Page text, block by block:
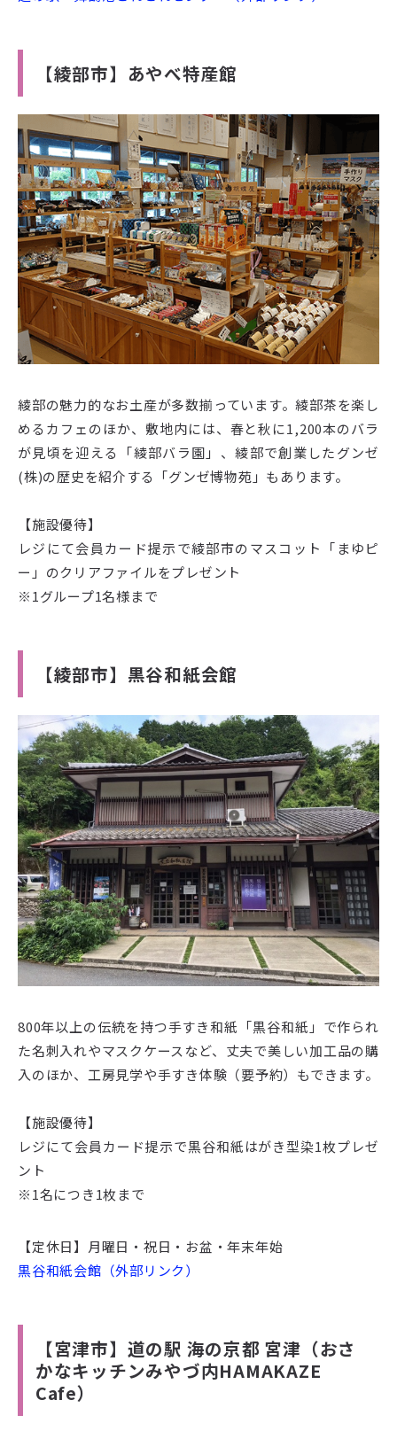
【綾部市】あやべ特産館
綾部の魅力的なお土産が多数揃っています。綾部茶を楽し
めるカフェのほか、敷地内には、春と秋に1,200本のバラ
が見頃を迎える「綾部バラ園」、綾部で創業したグンゼ
(株)の歴史を紹介する「グンゼ博物苑」もあります。
【施設優待】
レジにて会員カード提示で綾部市のマスコット「まゆピ
ー」のクリアファイルをプレゼント
※1グループ1名様まで
【綾部市】黒谷和紙会館
800年以上の伝統を持つ手すき和紙「黒谷和紙」で作られ
た名刺入れやマスクケースなど、丈夫で美しい加工品の購
入のほか、工房見学や手すき体験（要予約）もできます。
【施設優待】
レジにて会員カード提示で黒谷和紙はがき型染1枚プレゼ
ント
※1名につき1枚まで
【定休日】月曜日・祝日・お盆・年末年始
黒谷和紙会館（外部リンク）
【宮津市】道の駅 海の京都 宮津（おさ
かなキッチンみやづ内HAMAKAZE
Cafe）